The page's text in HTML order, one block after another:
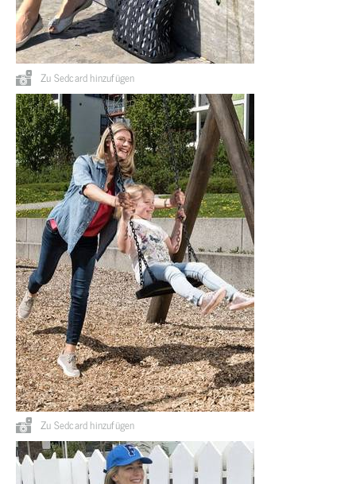
Zu Sedcard hinzufügen
Zu Sedcard hinzufügen